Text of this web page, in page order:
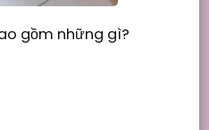
gồm những gì?